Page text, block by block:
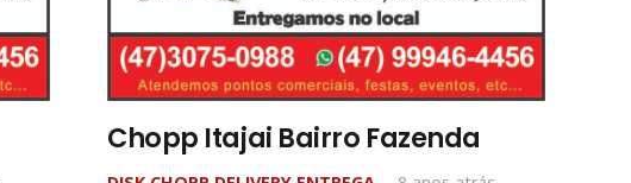
Chopp Itajai Bairro Fazenda